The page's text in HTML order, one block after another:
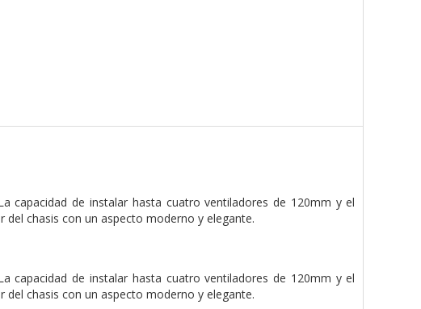
capacidad de instalar hasta cuatro ventiladores de 120mm y el
chasis con un aspecto moderno y elegante.
capacidad de instalar hasta cuatro ventiladores de 120mm y el
chasis con un aspecto moderno y elegante.